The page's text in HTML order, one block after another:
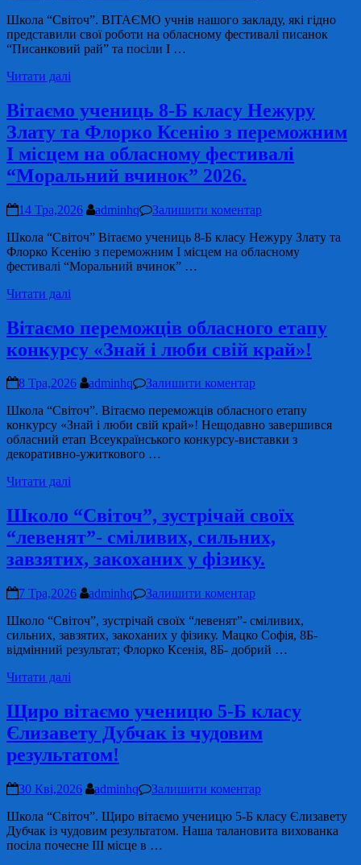
Школа “Світоч”. ВІТАЄМО учнів нашого закладу, які гідно
представили свої роботи на обласному фестивалі писанок
“Писанковий рай” та посіли І …
Читати далі
Вітаємо учениць 8-Б класу Нежуру
Злату та Флорко Ксенію з переможним
І місцем на обласному фестивалі
“Моральний вчинок” 2026.
14 Тра,2026 adminhq
Залишити коментар
Школа “Світоч” Вітаємо учениць 8-Б класу Нежуру Злату та
Флорко Ксенію з переможним І місцем на обласному
фестивалі “Моральний вчинок” …
Читати далі
Вітаємо переможців обласного етапу
конкурсу «Знай і люби свій край»!
8 Тра,2026 adminhq
Залишити коментар
Школа “Світоч”. Вітаємо переможців обласного етапу
конкурсу «Знай і люби свій край»! Нещодавно завершився
обласний етап Всеукраїнського конкурсу-виставки з
декоративно-ужиткового …
Читати далі
Школо “Світоч”, зустрічай своїх
“левенят”- сміливих, сильних,
завзятих, закоханих у фізику.
7 Тра,2026 adminhq
Залишити коментар
Школо “Світоч”, зустрічай своїх “левенят”- сміливих,
сильних, завзятих, закоханих у фізику. Мацко Софія, 8Б-
відмінний результат; Флорко Ксенія, 8Б- добрий …
Читати далі
Щиро вітаємо ученицю 5-Б класу
Єлизавету Дубчак із чудовим
результатом!
30 Кві,2026 adminhq
Залишити коментар
Школа “Світоч”. Щиро вітаємо ученицю 5-Б класу Єлизавету
Дубчак із чудовим результатом. Наша талановита вихованка
посіла почесне ІІІ місце в …